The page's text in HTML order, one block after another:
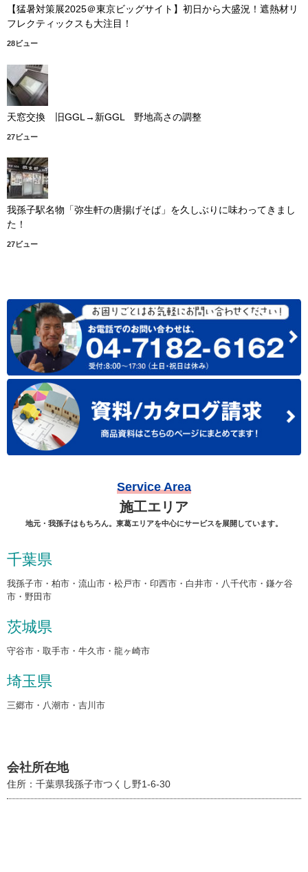
【猛暑対策展2025＠東京ビッグサイト】初日から大盛況！遮熱材リ
フレクティックスも大注目！
28ビュー
天窓交換 旧GGL→新GGL 野地高さの調整
27ビュー
我孫子駅名物「弥生軒の唐揚げそば」を久しぶりに味わってきまし
た！
27ビュー
Service Area
施工エリア
地元・我孫子はもちろん。東葛エリアを中心にサービスを展開しています。
千葉県
我孫子市・柏市・流山市・松戸市・印西市・白井市・八千代市・鎌ケ谷
市・野田市
茨城県
守谷市・取手市・牛久市・龍ヶ崎市
埼玉県
三郷市・八潮市・吉川市
会社所在地
住所：千葉県我孫子市つくし野1-6-30